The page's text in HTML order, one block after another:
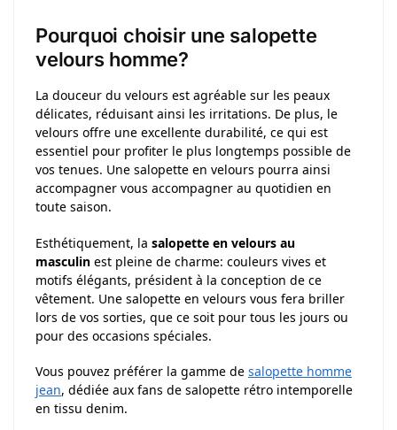
Pourquoi choisir une salopette
velours homme?
La douceur du velours est agréable sur les peaux
délicates, réduisant ainsi les irritations. De plus, le
velours offre une excellente durabilité, ce qui est
essentiel pour profiter le plus longtemps possible de
vos tenues. Une salopette en velours pourra ainsi
accompagner vous accompagner au quotidien en
toute saison.
Esthétiquement, la salopette en velours au
masculin est pleine de charme: couleurs vives et
motifs élégants, président à la conception de ce
vêtement. Une salopette en velours vous fera briller
lors de vos sorties, que ce soit pour tous les jours ou
pour des occasions spéciales.
Vous pouvez préférer la gamme de salopette homme
jean, dédiée aux fans de salopette rétro intemporelle
en tissu denim.